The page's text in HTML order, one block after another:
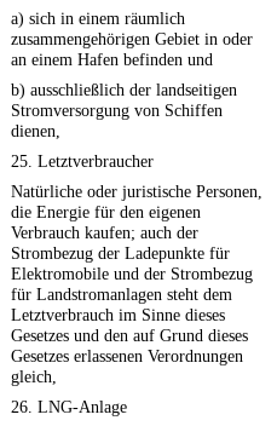
a) sich in einem räumlich
zusammengehörigen Gebiet in oder
an einem Hafen befinden und
b) ausschließlich der landseitigen
Stromversorgung von Schiffen
dienen,
25. Letztverbraucher
Natürliche oder juristische Personen,
die Energie für den eigenen
Verbrauch kaufen; auch der
Strombezug der Ladepunkte für
Elektromobile und der Strombezug
für Landstromanlagen steht dem
Letztverbrauch im Sinne dieses
Gesetzes und den auf Grund dieses
Gesetzes erlassenen Verordnungen
gleich,
26. LNG-Anlage